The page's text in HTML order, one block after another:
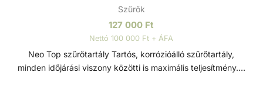
Szűrők
127 000 Ft
Nettó 100 000 Ft + ÁFA
Neo Top szűrőtartály Tartós, korrózióálló szűrőtartály,
minden időjárási viszony közötti is maximális teljesítmény. 7